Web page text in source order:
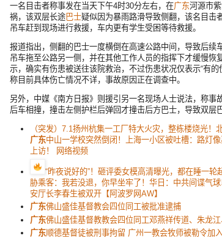
一名目击者称事发在当天下午4时30分左右，在广东河源市
祸，该双层长途巴士疑似因为暴雨路滑导致侧翻，该名目击
吊车赶到现场进行救援，车内更有学生受困等待救援。
报道指出，侧翻的巴士一度横倒在高速公路中间，导致后续
吊车拖至公路另一侧，并在其他工作人员的指挥下才缓慢恢
示，确实有伤患被送往该院救治，不过伤患状况仅表示“有
称目前具体伤亡情况不详，事故原因正在调查中。
另外，中媒《南方日报》则援引另一名现场人士说法，称事
后车相撞，撞击左侧护栏后弹回才撞击后方巴士，导致双层
（突发）7.1扬州杭集一工厂特大火灾，整栋楼烧光！
广东中山一学校突然倒闭！上海一小区被吐槽：路灯
上访！ 网络视频
“昨夜说好的”！砸评委女模高清曝光，都在睡一
胁乘客：我若没退，你早坐牢了！华日：中共间谍气球
安厅长李春生被双开【阿波罗网AW】
广东佛山盛佳基督教会四位同工被批准逮捕
广东佛山盛佳基督教教会四位同工邓燕祥传道、朱龙
广东 顺德基督徒被刑事拘留 广州一教会牧师被勒令加